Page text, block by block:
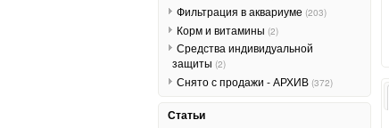
Фильтрация в аквариуме (203)
Корм и витамины (2)
Средства индивидуальной
защиты (2)
Снято с продажи - АРХИВ (372)
Статьи